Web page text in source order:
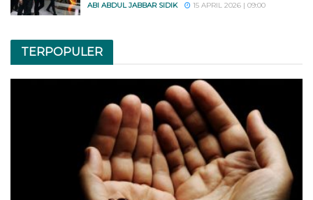
ABI ABDUL JABBAR SIDIK 15 APRIL 2026 | 09:00
TERPOPULER